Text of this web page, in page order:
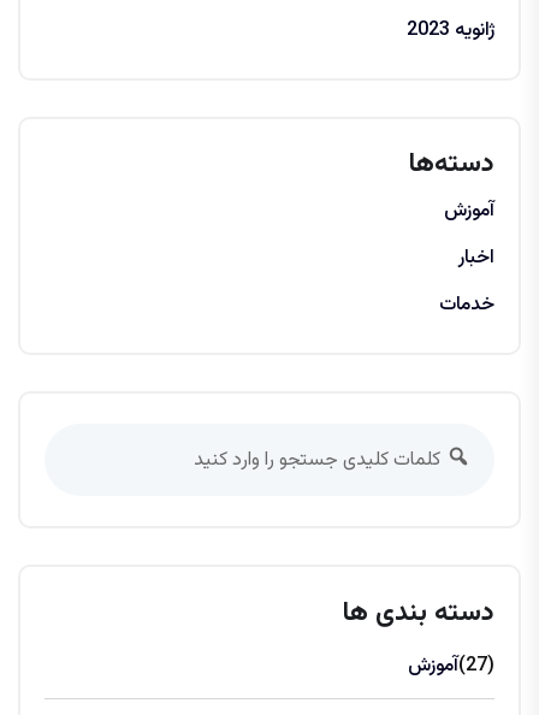
ژانویه 2023
دسته‌ها
آموزش
اخبار
خدمات
دسته بندی ها
آموزش (27)